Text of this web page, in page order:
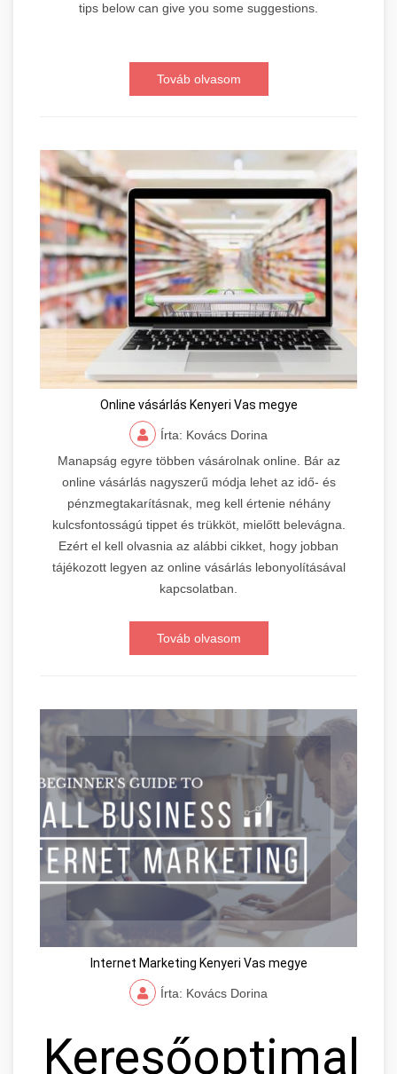
tips below can give you some suggestions.
Továb olvasom
Online vásárlás Kenyeri Vas megye
Írta: Kovács Dorina
Manapság egyre többen vásárolnak online. Bár az
online vásárlás nagyszerű módja lehet az idő- és
pénzmegtakarításnak, meg kell értenie néhány
kulcsfontosságú tippet és trükköt, mielőtt belevágna.
Ezért el kell olvasnia az alábbi cikket, hogy jobban
tájékozott legyen az online vásárlás lebonyolításával
kapcsolatban.
Továb olvasom
Internet Marketing Kenyeri Vas megye
Írta: Kovács Dorina